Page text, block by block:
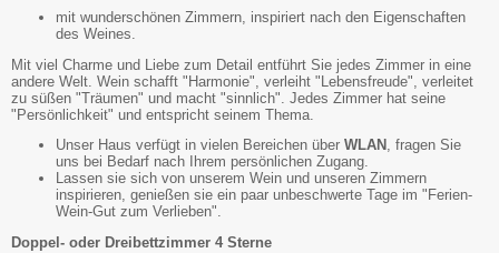
mit wunderschönen Zimmern, inspiriert nach den Eigenschaften
des Weines.
Mit viel Charme und Liebe zum Detail entführt Sie jedes Zimmer in eine
andere Welt. Wein schafft "Harmonie", verleiht "Lebensfreude", verleitet
zu süßen "Träumen" und macht "sinnlich". Jedes Zimmer hat seine
"Persönlichkeit" und entspricht seinem Thema.
Unser Haus verfügt in vielen Bereichen über WLAN , fragen Sie
uns bei Bedarf nach Ihrem persönlichen Zugang.
Lassen sie sich von unserem Wein und unseren Zimmern
inspirieren, genießen sie ein paar unbeschwerte Tage im "Ferien-
Wein-Gut zum Verlieben".
Doppel- oder Dreibettzimmer 4 Sterne